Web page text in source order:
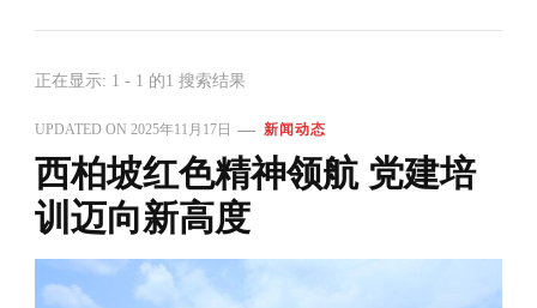
正在显示: 1 - 1 的1 搜索结果
UPDATED ON 2025年11月17日 新闻动态
西柏坡红色精神领航 党建培
训迈向新高度